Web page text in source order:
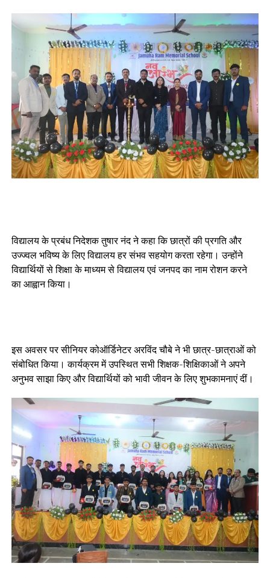
विद्यालय के प्रबंध निदेशक तुषार नंद ने कहा कि छात्रों की प्रगति और
उज्ज्वल भविष्य के लिए विद्यालय हर संभव सहयोग करता रहेगा। उन्होंने
विद्यार्थियों से शिक्षा के माध्यम से विद्यालय एवं जनपद का नाम रोशन करने
का आह्वान किया।
इस अवसर पर सीनियर कोऑर्डिनेटर अरविंद चौबे ने भी छात्र-छात्राओं को
संबोधित किया। कार्यक्रम में उपस्थित सभी शिक्षक-शिक्षिकाओं ने अपने
अनुभव साझा किए और विद्यार्थियों को भावी जीवन के लिए शुभकामनाएं दीं।